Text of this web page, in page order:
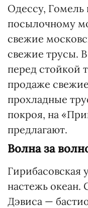
Одессу, Гомель
посылочному
свежие
свежие трусы.
перед стойкой
продаже
прохладные
покроя, на
предлагают.
Волна за
Гирибасовская
настежь океан.
Дэвиса —